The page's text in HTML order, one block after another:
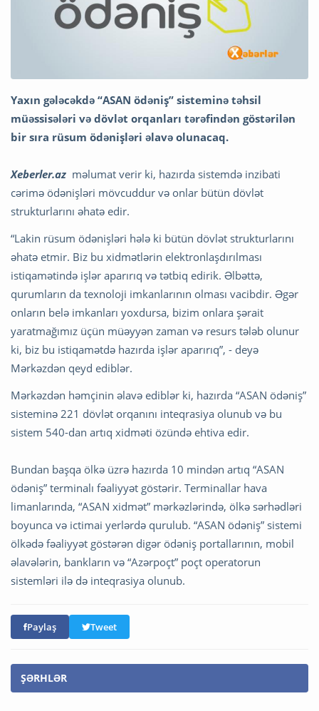
Yaxın gələcəkdə “ASAN ödəniş” sisteminə təhsil
müəssisələri və dövlət orqanları tərəfindən göstərilən
bir sıra rüsum ödənişləri əlavə olunacaq.
Xeberler.az məlumat verir ki, hazırda sistemdə inzibati
cərimə ödənişləri mövcuddur və onlar bütün dövlət
strukturlarını əhatə edir.
“Lakin rüsum ödənişləri hələ ki bütün dövlət strukturlarını
əhatə etmir. Biz bu xidmətlərin elektronlaşdırılması
istiqamətində işlər aparırıq və tətbiq edirik. Əlbəttə,
qurumların da texnoloji imkanlarının olması vacibdir. Əgər
onların belə imkanları yoxdursa, bizim onlara şərait
yaratmağımız üçün müəyyən zaman və resurs tələb olunur
ki, biz bu istiqamətdə hazırda işlər aparırıq”, - deyə
Mərkəzdən qeyd ediblər.
Mərkəzdən həmçinin əlavə ediblər ki, hazırda “ASAN ödəniş”
sisteminə 221 dövlət orqanını inteqrasiya olunub və bu
sistem 540-dan artıq xidməti özündə ehtiva edir.
Bundan başqa ölkə üzrə hazırda 10 mindən artıq “ASAN
ödəniş” terminalı fəaliyyət göstərir. Terminallar hava
limanlarında, “ASAN xidmət” mərkəzlərində, ölkə sərhədləri
boyunca və ictimai yerlərdə qurulub. “ASAN ödəniş” sistemi
ölkədə fəaliyyət göstərən digər ödəniş portallarının, mobil
əlavələrin, bankların və “Azərpoçt” poçt operatorun
sistemləri ilə də inteqrasiya olunub.
Paylaş Tweet
ŞƏRHLƏR